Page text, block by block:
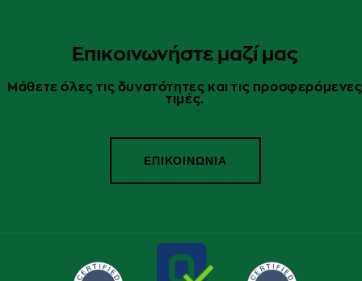
Επικοινωνήστε μαζί μας
Μάθετε όλες τις δυνατότητες και τις προσφερόμενες
τιμές.
ΕΠΙΚΟΙΝΩΝΙΑ